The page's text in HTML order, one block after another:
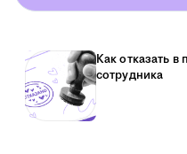
Как отказать
сотрудника